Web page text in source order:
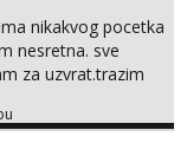
nikakvog pocetka
nesretna. sve
za uzvrat.trazim
njeznosti i